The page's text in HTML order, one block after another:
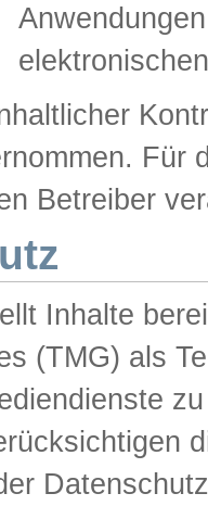
Für
Betreiber
Inhalte
(TMG) als